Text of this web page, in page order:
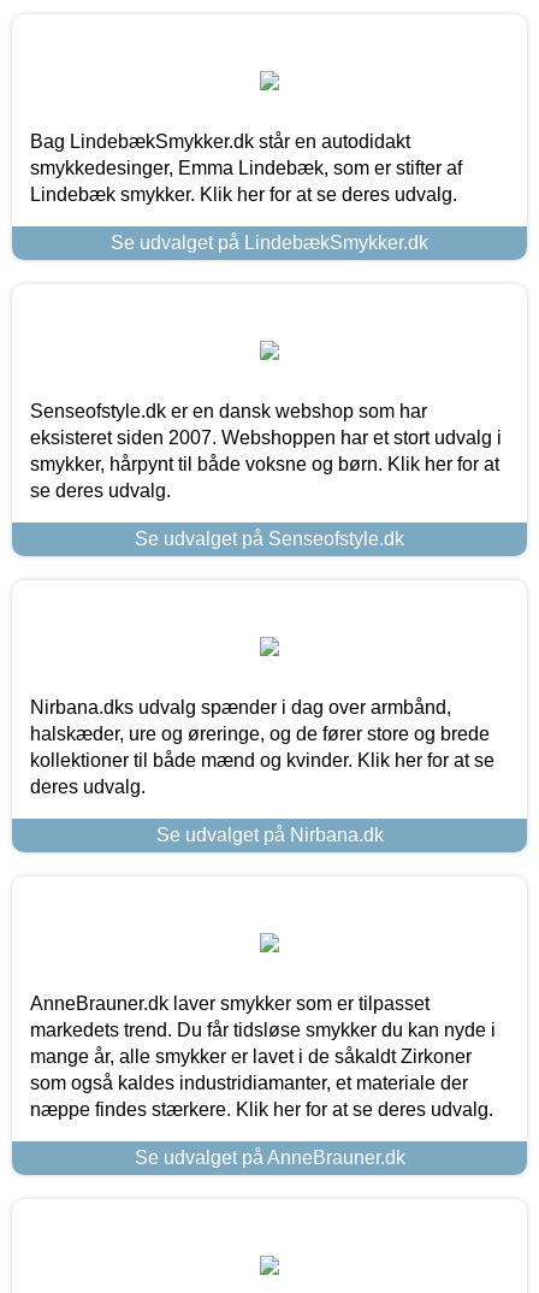
Bag LindebækSmykker.dk står en autodidakt
smykkedesinger, Emma Lindebæk, som er stifter af
Lindebæk smykker. Klik her for at se deres udvalg.
Se udvalget på LindebækSmykker.dk
Senseofstyle.dk er en dansk webshop som har
eksisteret siden 2007. Webshoppen har et stort udvalg i
smykker, hårpynt til både voksne og børn. Klik her for at
se deres udvalg.
Se udvalget på Senseofstyle.dk
Nirbana.dks udvalg spænder i dag over armbånd,
halskæder, ure og øreringe, og de fører store og brede
kollektioner til både mænd og kvinder. Klik her for at se
deres udvalg.
Se udvalget på Nirbana.dk
AnneBrauner.dk laver smykker som er tilpasset
markedets trend. Du får tidsløse smykker du kan nyde i
mange år, alle smykker er lavet i de såkaldt Zirkoner
som også kaldes industridiamanter, et materiale der
næppe findes stærkere. Klik her for at se deres udvalg.
Se udvalget på AnneBrauner.dk